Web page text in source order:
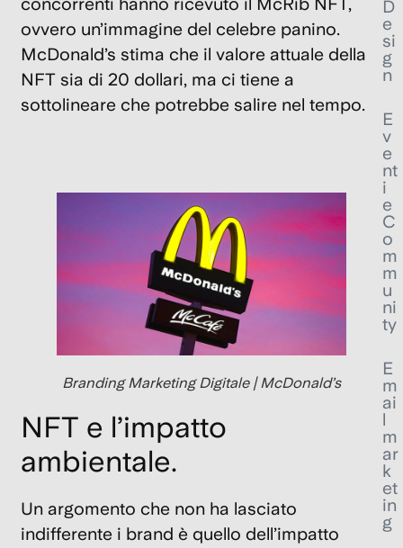
concorrenti hanno ricevuto il McRib NFT,
ovvero un’immagine del celebre panino.
McDonald’s stima che il valore attuale della
NFT sia di 20 dollari, ma ci tiene a
sottolineare che potrebbe salire nel tempo.
Branding Marketing Digitale | McDonald’s
NFT e l’impatto
ambientale.
Un argomento che non ha lasciato
indifferente i brand è quello dell’impatto
D
e
si
g
n
E
v
e
nt
i
e
C
o
m
m
u
ni
ty
E
m
ai
l
m
ar
k
et
in
g